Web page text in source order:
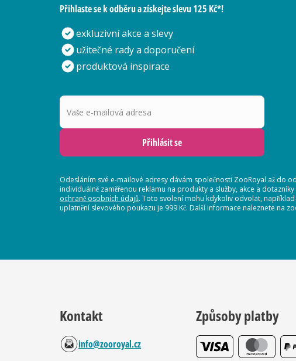
Přihlaste se k odběru a získejte slevu 125 Kč*!
exkluzivní akce a slevy
užitečné rady a doporučení
produktová inspirace
Vaše e-mailová adresa
Přihlásit se
Odesláním své e-mailové adresy dávám společnosti ZooRoyal až do
individuálně zaměřenou reklamu na produkty a služby, akce a
ochraně osobních údajů. Toto svolení mohu kdykoliv odvolat,
uplatnění slevového poukazu je 999 Kč. Další informace naleznete na
Kontakt
info@zooroyal.cz
Způsoby platby